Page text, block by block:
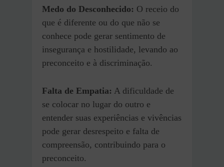
Medo do Desconhecido: O receio do
que é diferente ou do que não se
conhece pode gerar sentimento de
insegurança e hostilidade, levando ao
preconceito e à discriminação.
Falta de Empatia: A dificuldade de
se colocar no lugar do outro e
entender suas experiências e vivências
pode gerar desrespeito e falta de
compreensão, contribuindo para o
preconceito.